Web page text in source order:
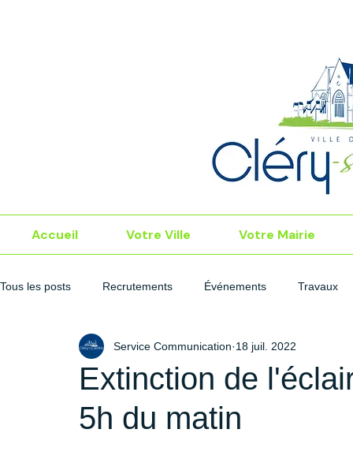
Accueil Votre Ville Votre Mairie
Tous les posts Recrutements Événements Travaux
Extinction de
5h du matin
Service Communication 18 juil. 2022